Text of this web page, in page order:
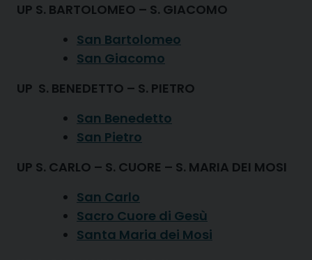
UP S. BARTOLOMEO – S. GIACOMO
San Bartolomeo
San Giacomo
UP S. BENEDETTO – S. PIETRO
San Benedetto
San Pietro
UP S. CARLO – S. CUORE – S. MARIA DEI MOSI
San Carlo
Sacro Cuore di Gesù
Santa Maria dei Mosi